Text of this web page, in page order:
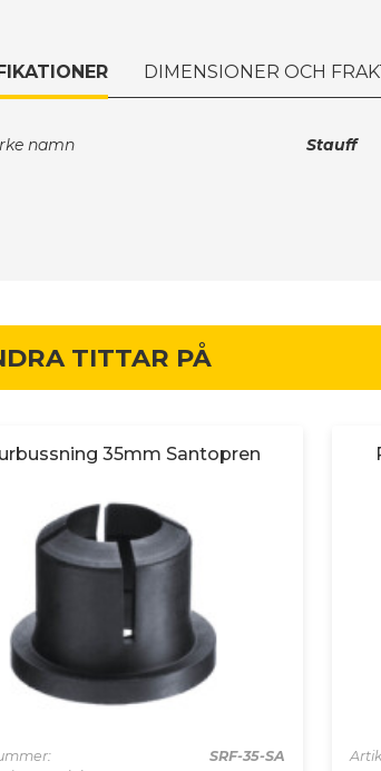
DIMENSIONER OCH
namn Stauff
TITTAR PÅ
35mm Santopren
SRF-35-SA